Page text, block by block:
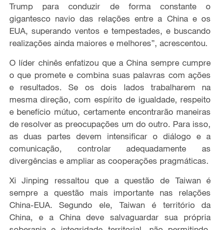
Trump para conduzir de forma constante o
gigantesco navio das relações entre a China e os
EUA, superando ventos e tempestades, e buscando
realizações ainda maiores e melhores”, acrescentou.
O líder chinês enfatizou que a China sempre cumpre
o que promete e combina suas palavras com ações
e resultados. Se os dois lados trabalharem na
mesma direção, com espírito de igualdade, respeito
e benefício mútuo, certamente encontrarão maneiras
de resolver as preocupações um do outro. Para isso,
as duas partes devem intensificar o diálogo e a
comunicação, controlar adequadamente as
divergências e ampliar as cooperações pragmáticas.
Xi Jinping ressaltou que a questão de Taiwan é
sempre a questão mais importante nas relações
China-EUA. Segundo ele, Taiwan é território da
China, e a China deve salvaguardar sua própria